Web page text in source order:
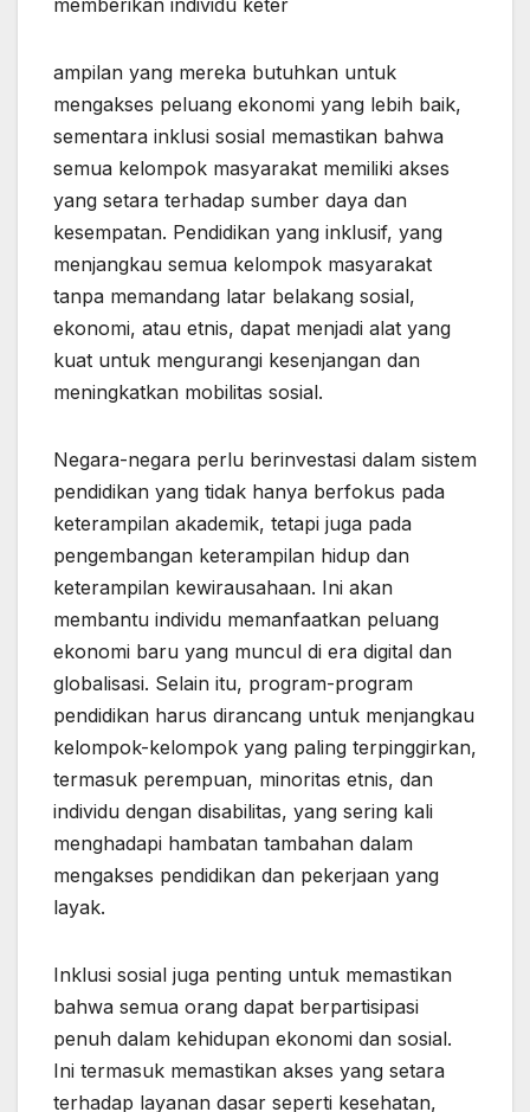
memberikan individu keter
ampilan yang mereka butuhkan untuk
mengakses peluang ekonomi yang lebih baik,
sementara inklusi sosial memastikan bahwa
semua kelompok masyarakat memiliki akses
yang setara terhadap sumber daya dan
kesempatan. Pendidikan yang inklusif, yang
menjangkau semua kelompok masyarakat
tanpa memandang latar belakang sosial,
ekonomi, atau etnis, dapat menjadi alat yang
kuat untuk mengurangi kesenjangan dan
meningkatkan mobilitas sosial.
Negara-negara perlu berinvestasi dalam sistem
pendidikan yang tidak hanya berfokus pada
keterampilan akademik, tetapi juga pada
pengembangan keterampilan hidup dan
keterampilan kewirausahaan. Ini akan
membantu individu memanfaatkan peluang
ekonomi baru yang muncul di era digital dan
globalisasi. Selain itu, program-program
pendidikan harus dirancang untuk menjangkau
kelompok-kelompok yang paling terpinggirkan,
termasuk perempuan, minoritas etnis, dan
individu dengan disabilitas, yang sering kali
menghadapi hambatan tambahan dalam
mengakses pendidikan dan pekerjaan yang
layak.
Inklusi sosial juga penting untuk memastikan
bahwa semua orang dapat berpartisipasi
penuh dalam kehidupan ekonomi dan sosial.
Ini termasuk memastikan akses yang setara
terhadap layanan dasar seperti kesehatan,